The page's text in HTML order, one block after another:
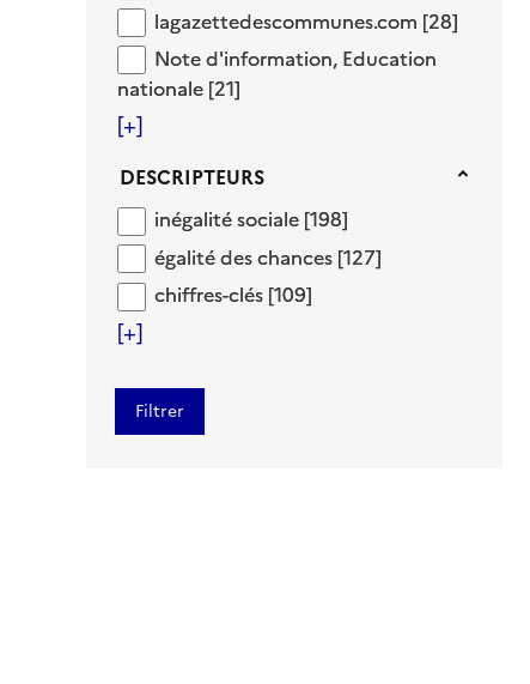
lagazettedescommunes.com
lagazettedescommunes.com [28]
Note d'information, Education nationale
Note d'information, Education
nationale [21]
[+]
Descripteurs
DESCRIPTEURS
inégalité sociale
inégalité sociale [198]
égalité des chances
égalité des chances [127]
chiffres-clés
chiffres-clés [109]
[+]